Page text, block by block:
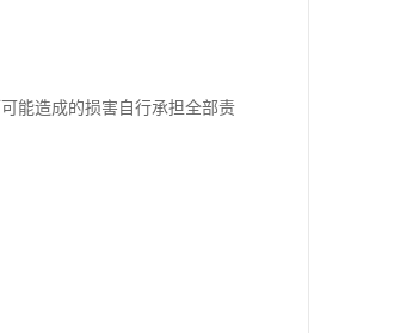
能造成的损害自行承担全部责